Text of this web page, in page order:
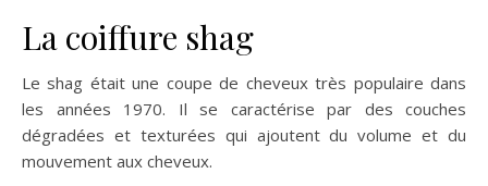
La coiffure shag
Le shag était une coupe de cheveux très populaire dans
les années 1970. Il se caractérise par des couches
dégradées et texturées qui ajoutent du volume et du
mouvement aux cheveux.